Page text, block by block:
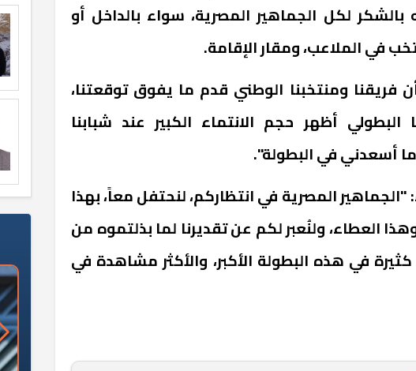
بالشكر لكل الجماهير المصرية، سواء بالداخل أو
في الملاعب، ومقار الإقامة.
فريقنا ومنتخبنا الوطني قدم ما يفوق توقعتنا،
البطولي أظهر حجم الانتماء الكبير عند شبابنا
ما أسعدني في البطولة".
المصرية في انتظاركم، لنحتفل معاً، بهذا
وهذا العطاء، ولنُعبر لكم عن تقديرنا لما بذلتموه من
في هذه البطولة الأكبر، والأكثر مشاهدة في